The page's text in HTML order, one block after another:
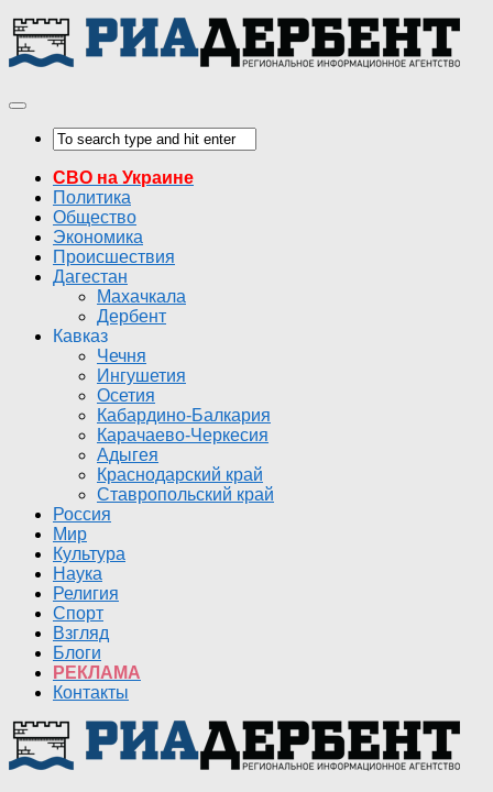
СВО на Украине
Политика
Общество
Экономика
Происшествия
Дагестан
Махачкала
Дербент
Кавказ
Чечня
Ингушетия
Осетия
Кабардино-Балкария
Карачаево-Черкесия
Адыгея
Краснодарский край
Ставропольский край
Россия
Мир
Культура
Наука
Религия
Спорт
Взгляд
Блоги
РЕКЛАМА
Контакты